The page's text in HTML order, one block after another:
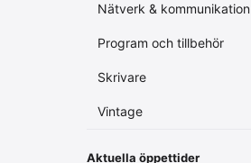
Nätverk & kommunikation
Program och tillbehör
Skrivare
Vintage
Aktuella öppettider